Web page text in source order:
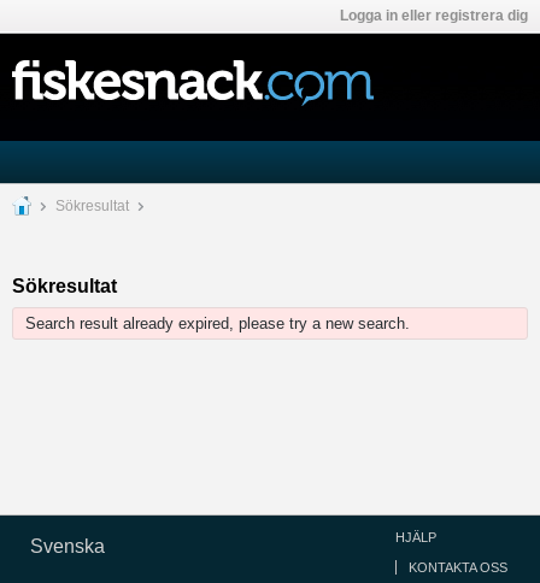
Logga in eller registrera dig
Sökresultat
Sökresultat
Search result already expired, please try a new search.
Svenska HJÄLP
KONTAKTA OSS